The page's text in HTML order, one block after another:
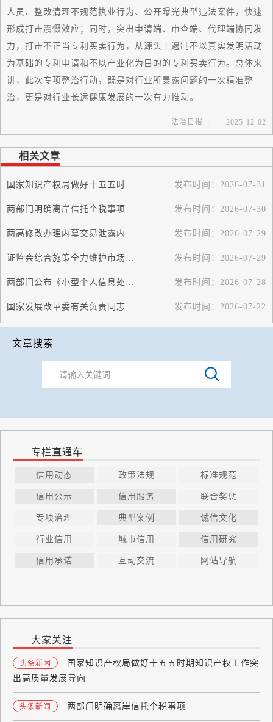
人员、整改清理不规范执业行为、公开曝光典型违法案件，快速
形成打击震慑效应；同时，突出申请端、审查端、代理端协同发
力，打击不正当专利买卖行为，从源头上遏制不以真实发明活动
为基础的专利申请和不以产业化为目的的专利买卖行为。总体来
讲，此次专项整治行动，既是对行业所暴露问题的一次精准整
治，更是对行业长远健康发展的一次有力推动。
法治日报 2025-12-02
相关文章
国家知识产权局做好十五五时期知识产权工作突出高质量发展导向 发布时间： 2026-07-31
两部门明确离岸信托个税事项 发布时间： 2026-07-30
两高修改办理内幕交易泄露内幕信息刑事案件司法解释 发布时间： 2026-07-29
证监会综合施策全力维护市场平稳运行 发布时间： 2026-07-29
两部门公布《小型个人信息处理者个人信息保护简化措施规定》 发布时间： 2026-07-28
国家发展改革委有关负责同志就《招标投标领域信用管理暂行办法》答记者问 发布时间： 2026-07-22
文章搜索
专栏直通车
信用动态 政策法规 标准规范
信用公示 信用服务 联合奖惩
专项治理 典型案例 诚信文化
行业信用 城市信用 信用研究
信用承诺 互动交流 网站导航
大家关注
头条新闻
国家知识产权局做好十五五时期知识产权工作突
出高质量发展导向
头条新闻 两部门明确离岸信托个税事项